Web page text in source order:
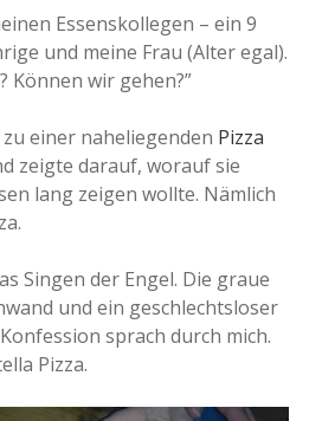
Essenskollegen – ein 9
und meine Frau (Alter egal).
Können wir gehen?”
einer naheliegenden Pizza
zeigte darauf, worauf sie
lang zeigen wollte. Nämlich
Singen der Engel. Die graue
und ein geschlechtsloser
sprach durch mich.
Pizza.